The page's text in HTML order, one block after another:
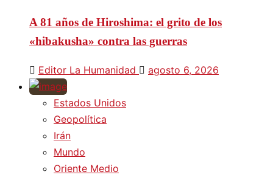
A 81 años de Hiroshima: el grito de los
«hibakusha» contra las guerras
Editor La Humanidad agosto 6, 2026
Estados Unidos
Geopolítica
Irán
Mundo
Oriente Medio